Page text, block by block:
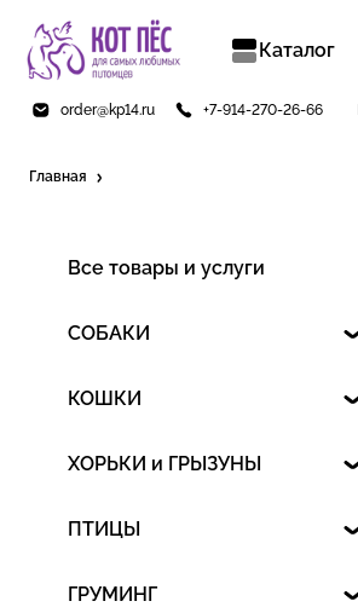
Каталог
order@kp14.ru +7-914-270-26-66
Главная
Все товары и услуги
СОБАКИ
КОШКИ
ХОРЬКИ и ГРЫЗУНЫ
ПТИЦЫ
ГРУМИНГ